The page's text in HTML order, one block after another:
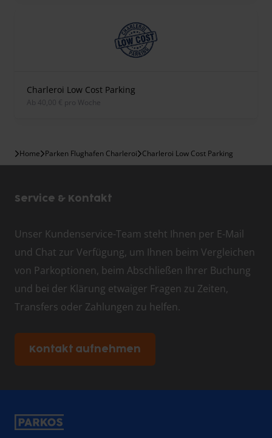
Charleroi Low Cost Parking
ab 40,00 € pro Woche
Home Parken Flughafen Charleroi Charleroi Low Cost Parking
Service & Kontakt
Unser Kundenservice-Team steht Ihnen per E-Mail
und Chat zur Verfügung, um Ihnen beim Vergleichen
von Parkoptionen, beim Abschließen Ihrer Buchung
und bei der Klärung etwaiger Fragen zu Zeiten,
Transfers oder Zahlungen zu helfen.
Kontakt aufnehmen